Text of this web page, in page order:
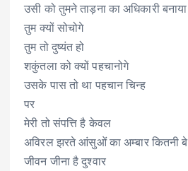
उसी को तुमने ताड़ना का अधिकारी बनाया
तुम क्यों सोचोगे
तुम तो दुष्यंत हो
शकुंतला को क्यों पहचानोगे
उसके पास तो था पहचान चिन्ह
पर
मेरी तो संपत्ति है केवल
अविरल झरते आंसुओं का अम्बार कितनी
जीवन जीना है दुश्वार